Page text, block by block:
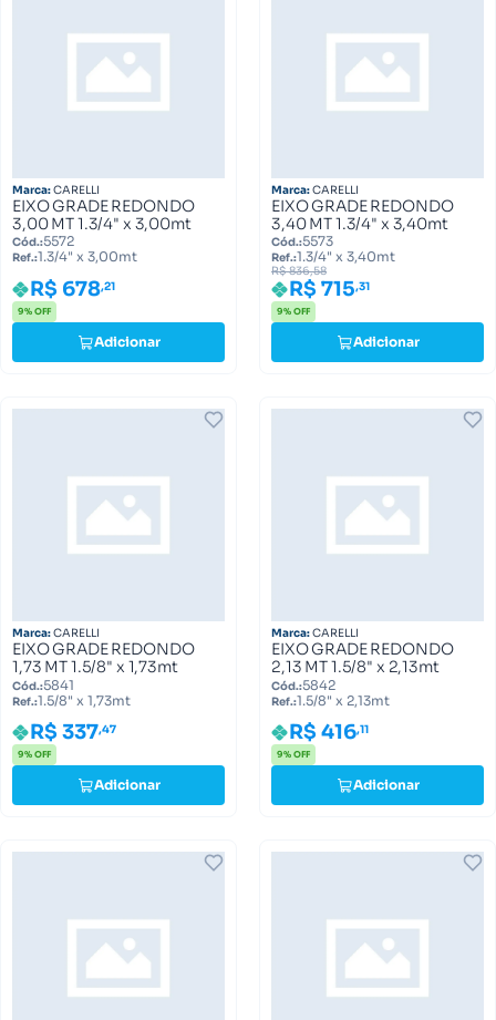
Marca:CARELLI
EIXO GRADE REDONDO
3,00 MT 1.3/4" x 3,00mt
Cód.:5572
Ref.:1.3/4" x 3,00mt
R$ 678,21
9% OFF
Adicionar
Marca:CARELLI
EIXO GRADE REDONDO
3,40 MT 1.3/4" x 3,40mt
Cód.:5573
Ref.:1.3/4" x 3,40mt
R$ 836,58
R$ 715,31
9% OFF
Adicionar
Marca:CARELLI
EIXO GRADE REDONDO
1,73 MT 1.5/8" x 1,73mt
Cód.:5841
Ref.:1.5/8" x 1,73mt
R$ 337,47
9% OFF
Adicionar
Marca:CARELLI
EIXO GRADE REDONDO
2,13 MT 1.5/8" x 2,13mt
Cód.:5842
Ref.:1.5/8" x 2,13mt
R$ 416,11
9% OFF
Adicionar